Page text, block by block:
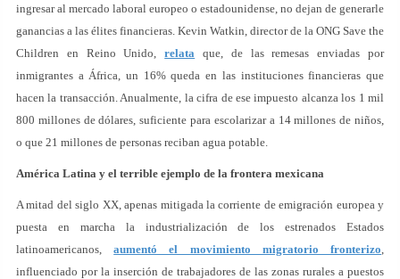
ingresar al mercado laboral europeo o estadounidense, no dejan de generarle
ganancias a las élites financieras. Kevin Watkin, director de la ONG Save the
Children en Reino Unido,relata que, de las remesas enviadas por
inmigrantes a África, un 16% queda en las instituciones financieras que
hacen la transacción. Anualmente, la cifra de ese impuesto alcanza los 1 mil
800 millones de dólares, suficiente para escolarizar a 14 millones de niños,
o que 21 millones de personas reciban agua potable.
América Latina y el terrible ejemplo de la frontera mexicana
A mitad del siglo XX, apenas mitigada la corriente de emigración europea y
puesta en marcha la industrialización de los estrenados Estados
latinoamericanos,aumentó el movimiento migratorio fronterizo,
influenciado por la inserción de trabajadores de las zonas rurales a puestos